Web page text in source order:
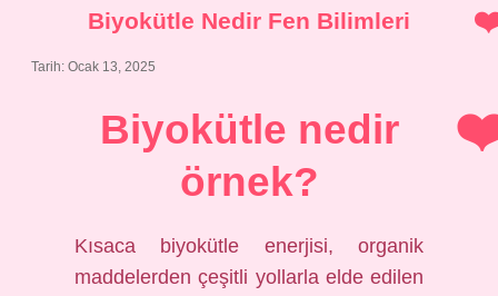
Biyokütle Nedir Fen Bilimleri
Tarih: Ocak 13, 2025
Biyokütle nedir
örnek?
Kısaca biyokütle enerjisi, organik
maddelerden çeşitli yollarla elde edilen